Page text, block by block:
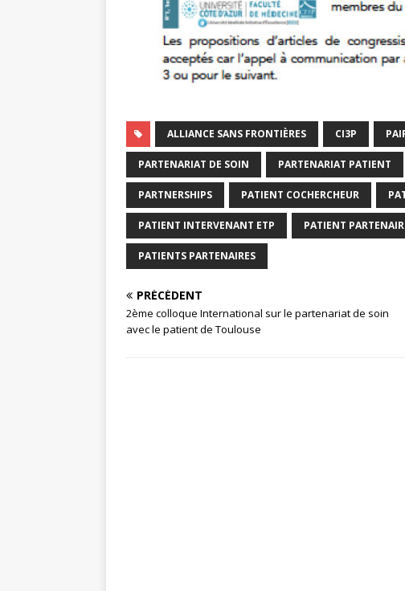
ALLIANCE SANS FRONTIÈRES CI3P
PARTENARIAT DE SOIN PARTENARIAT PATIENT
PARTNERSHIPS PATIENT COCHERCHEUR
PATIENT INTERVENANT ETP PATIENT
PATIENTS PARTENAIRES
PRÉCÉDENT
2ème colloque International sur le partenariat de soin
avec le patient de Toulouse